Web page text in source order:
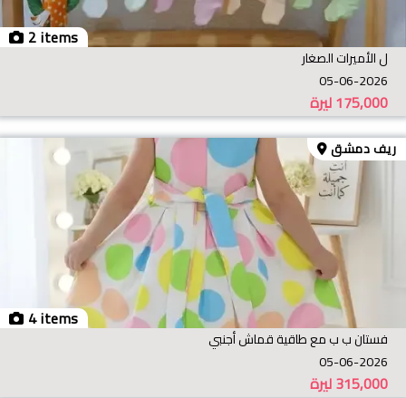
2 items
ل الأميرات الصغار
05-06-2026
ليرة175,000
4 items
ريف دمشق
فستان ب ب مع طاقية قماش أجنبي
05-06-2026
ليرة315,000